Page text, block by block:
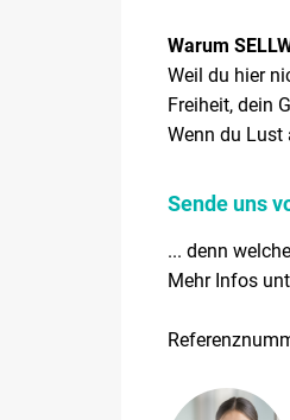
Warum
Weil du hier
Freiheit, dein
Wenn du Lust
Sende uns
... denn
Mehr Infos